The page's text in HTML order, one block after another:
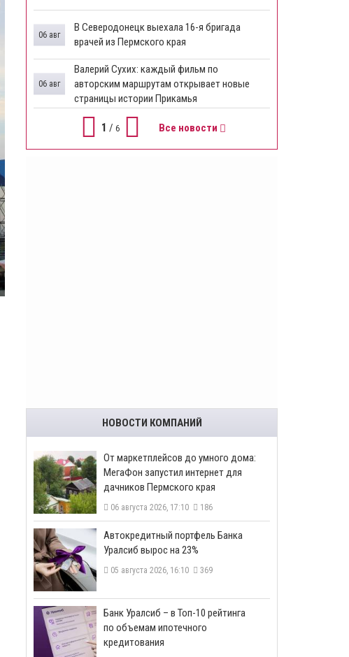
В Северодонецк выехала 16-я бригада
врачей из Пермского края
06 авг
​Валерий Сухих: каждый фильм по
авторским маршрутам открывает новые
страницы истории Прикамья
06 авг
1 / 6 Все новости
НОВОСТИ КОМПАНИЙ
От маркетплейсов до умного дома:
МегаФон запустил интернет для
дачников Пермского края
06 августа 2026, 17:10 186
​Автокредитный портфель Банка
Уралсиб вырос на 23%
05 августа 2026, 16:10 369
​Банк Уралсиб – в Топ-10 рейтинга
по объемам ипотечного
кредитования